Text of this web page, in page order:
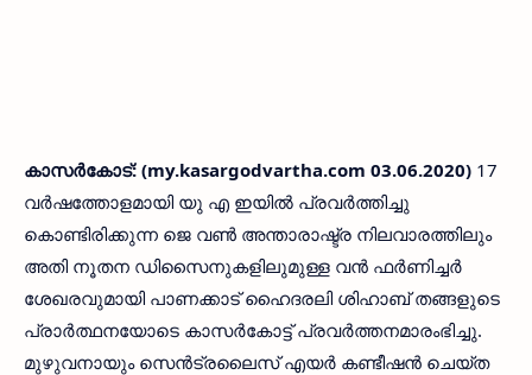
കാസര്‍കോട്: (my.kasargodvartha.com 03.06.2020) 17
വര്‍ഷത്തോളമായി യു എ ഇയില്‍ പ്രവര്‍ത്തിച്ചു
കൊണ്ടിരിക്കുന്ന ജെ വണ്‍ അന്താരാഷ്ട്ര നിലവാരത്തിലും
അതി നൂതന ഡിസൈനുകളിലുമുള്ള വന്‍ ഫര്‍ണിച്ചര്‍
ശേഖരവുമായി പാണക്കാട് ഹൈദരലി ശിഹാബ് തങ്ങളുടെ
പ്രാര്‍ത്ഥനയോടെ കാസര്‍കോട്ട് പ്രവര്‍ത്തനമാരംഭിച്ചു.
മുഴുവനായും സെന്‍ട്രലൈസ് എയര്‍ കണ്ടീഷന്‍ ചെയ്ത